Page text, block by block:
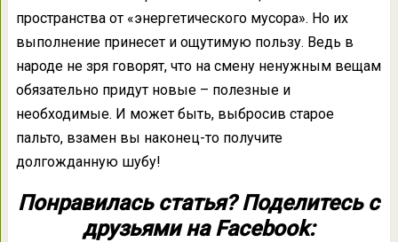
пространства от «энергетического мусора». Но их
выполнение принесет и ощутимую пользу. Ведь в
народе не зря говорят, что на смену ненужным вещам
обязательно придут новые – полезные и
необходимые. И может быть, выбросив старое
пальто, взамен вы наконец-то получите
долгожданную шубу!
Понравилась статья? Поделитесь с
друзьями на Facebook: